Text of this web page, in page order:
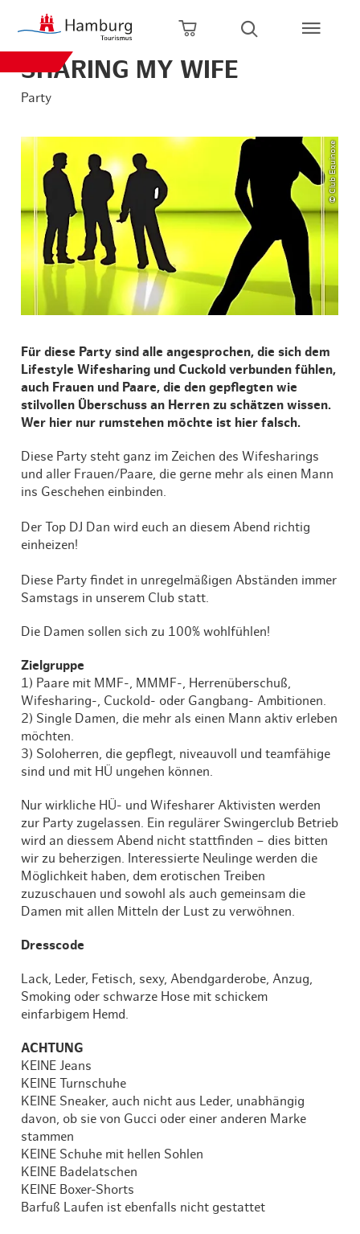
Zum Hauptinhalt springen
Zur Hauptnavigation springen
Zur Volltextsuche springen
Zum Footer springen
Warenkorb öffnen
Suche öffnen
SHARING MY WIFE
Party
© Club Equinoxe
Für diese Party sind alle angesprochen, die sich dem
Lifestyle Wifesharing und Cuckold verbunden fühlen,
auch Frauen und Paare, die den gepflegten wie
stilvollen Überschuss an Herren zu schätzen wissen.
Wer hier nur rumstehen möchte ist hier falsch.
Diese Party steht ganz im Zeichen des Wifesharings
und aller Frauen/Paare, die gerne mehr als einen Mann
ins Geschehen einbinden.
Der Top DJ Dan wird euch an diesem Abend richtig
einheizen!
Diese Party findet in unregelmäßigen Abständen immer
Samstags in unserem Club statt.
Die Damen sollen sich zu 100% wohlfühlen!
Zielgruppe
1) Paare mit MMF-, MMMF-, Herrenüberschuß,
Wifesharing-, Cuckold- oder Gangbang- Ambitionen.
2) Single Damen, die mehr als einen Mann aktiv erleben
möchten.
3) Soloherren, die gepflegt, niveauvoll und teamfähige
sind und mit HÜ ungehen können.
Nur wirkliche HÜ- und Wifesharer Aktivisten werden
zur Party zugelassen. Ein regulärer Swingerclub Betrieb
wird an diessem Abend nicht stattfinden – dies bitten
wir zu beherzigen. Interessierte Neulinge werden die
Möglichkeit haben, dem erotischen Treiben
zuzuschauen und sowohl als auch gemeinsam die
Damen mit allen Mitteln der Lust zu verwöhnen.
Dresscode
Lack, Leder, Fetisch, sexy, Abendgarderobe, Anzug,
Smoking oder schwarze Hose mit schickem
einfarbigem Hemd.
ACHTUNG
KEINE Jeans
KEINE Turnschuhe
KEINE Sneaker, auch nicht aus Leder, unabhängig
davon, ob sie von Gucci oder einer anderen Marke
stammen
KEINE Schuhe mit hellen Sohlen
KEINE Badelatschen
KEINE Boxer-Shorts
Barfuß Laufen ist ebenfalls nicht gestattet